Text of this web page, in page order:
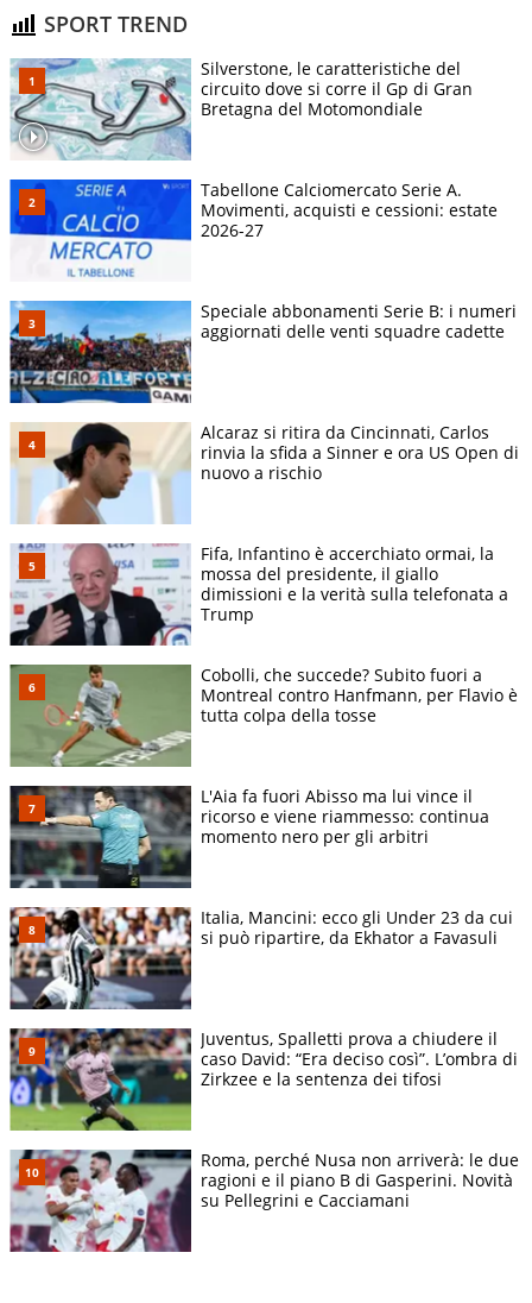
SPORT TREND
Silverstone, le caratteristiche del
circuito dove si corre il Gp di Gran
Bretagna del Motomondiale
Tabellone Calciomercato Serie A.
Movimenti, acquisti e cessioni: estate
2026-27
Speciale abbonamenti Serie B: i numeri
aggiornati delle venti squadre cadette
Alcaraz si ritira da Cincinnati, Carlos
rinvia la sfida a Sinner e ora US Open di
nuovo a rischio
Fifa, Infantino è accerchiato ormai, la
mossa del presidente, il giallo
dimissioni e la verità sulla telefonata a
Trump
Cobolli, che succede? Subito fuori a
Montreal contro Hanfmann, per Flavio è
tutta colpa della tosse
L'Aia fa fuori Abisso ma lui vince il
ricorso e viene riammesso: continua
momento nero per gli arbitri
Italia, Mancini: ecco gli Under 23 da cui
si può ripartire, da Ekhator a Favasuli
Juventus, Spalletti prova a chiudere il
caso David: “Era deciso così”. L’ombra di
Zirkzee e la sentenza dei tifosi
Roma, perché Nusa non arriverà: le due
ragioni e il piano B di Gasperini. Novità
su Pellegrini e Cacciamani